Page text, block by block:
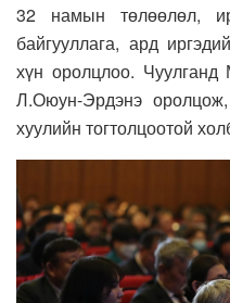
32 намын төлөөлөл,
байгууллага, ард
хүн оролцлоо.
Л.Оюун-Эрдэнэ
хуулийн тогтолцоотой